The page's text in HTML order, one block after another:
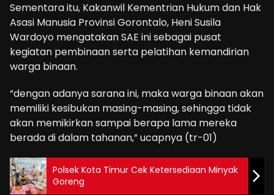
Sementara itu, Kakanwil Kementrian Hukum dan Hak
Asasi Manusia Provinsi Gorontalo, Heni Susila
Wardoyo mengatakan SAE ini sebagai pusat
kegiatan pembinaan serta pelatihan kemandirian
warga binaan.
“dengan adanya sarana ini, maka warga binaan akan
memiliki kesibukan masing-masing, sehingga tidak
akan memikirkan sampai berapa lama mereka
berada di dalam tahanan,” ucapnya (tr-01)
Polsek Kota Timur Cek Ketersediaan Minyak
Goreng